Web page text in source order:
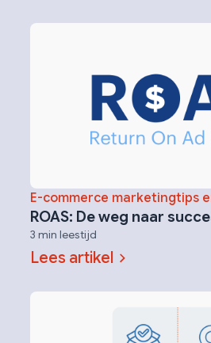
E-commerce marketingtips
ROAS: De weg naar
3 min leestijd
Lees artikel